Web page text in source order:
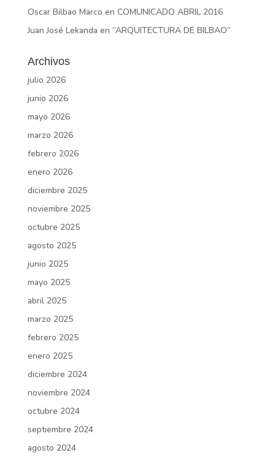
Oscar Bilbao Marco en COMUNICADO ABRIL 2016
Juan José Lekanda en “ARQUITECTURA DE BILBAO”
Archivos
julio 2026
junio 2026
mayo 2026
marzo 2026
febrero 2026
enero 2026
diciembre 2025
noviembre 2025
octubre 2025
agosto 2025
junio 2025
mayo 2025
abril 2025
marzo 2025
febrero 2025
enero 2025
diciembre 2024
noviembre 2024
octubre 2024
septiembre 2024
agosto 2024